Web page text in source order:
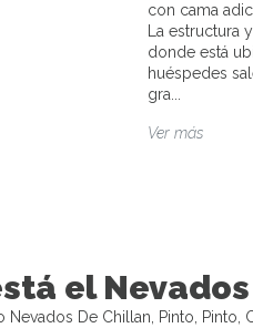
con cama
La
donde está
huéspedes
gra...
Ver más
el
Nevados De Chillan, Pinto, Pinto,